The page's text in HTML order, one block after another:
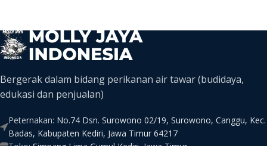
Bergerak dalam bidang perikanan air tawar (budidaya,
edukasi dan penjualan)
Peternakan: No.74 Dsn. Surowono 02/19, Surowono, Canggu, Kec.
Badas, Kabupaten Kediri, Jawa Timur 64217